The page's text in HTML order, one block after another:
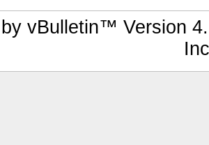
vBulletin™ Version